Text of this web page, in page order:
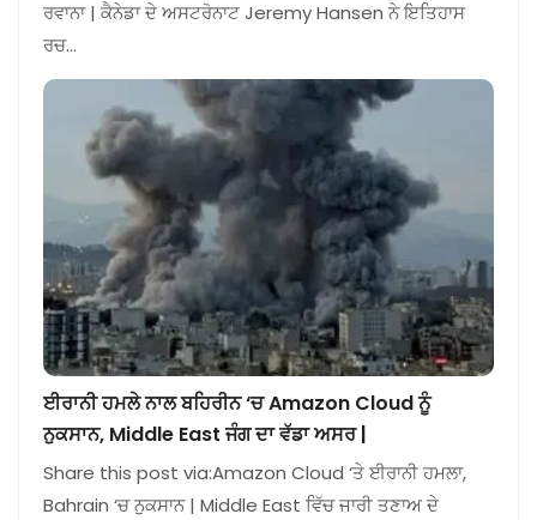
ਰਵਾਨਾ | ਕੈਨੇਡਾ ਦੇ ਅਸਟਰੋਨਾਟ Jeremy Hansen ਨੇ ਇਤਿਹਾਸ
ਰਚ…
ਈਰਾਨੀ ਹਮਲੇ ਨਾਲ ਬਹਿਰੀਨ ‘ਚ Amazon Cloud ਨੂੰ
ਨੁਕਸਾਨ, Middle East ਜੰਗ ਦਾ ਵੱਡਾ ਅਸਰ |
Share this post via:Amazon Cloud ‘ਤੇ ਈਰਾਨੀ ਹਮਲਾ,
Bahrain ‘ਚ ਨੁਕਸਾਨ | Middle East ਵਿੱਚ ਜਾਰੀ ਤਣਾਅ ਦੇ